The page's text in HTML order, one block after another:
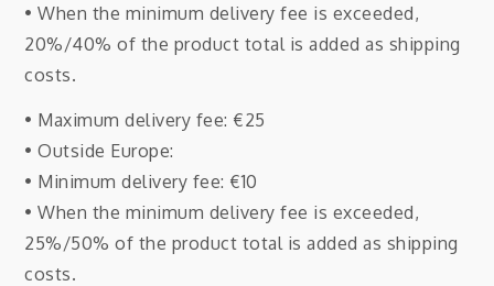
• When the minimum delivery fee is exceeded,
20%/40% of the product total is added as shipping
costs.
• Maximum delivery fee: €25
• Outside Europe:
• Minimum delivery fee: €10
• When the minimum delivery fee is exceeded,
25%/50% of the product total is added as shipping
costs.